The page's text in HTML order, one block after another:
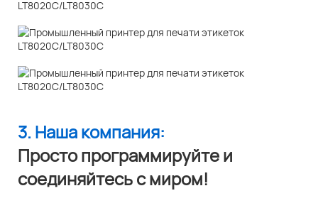
3. Наша компания:
Просто программируйте и
соединяйтесь с миром!